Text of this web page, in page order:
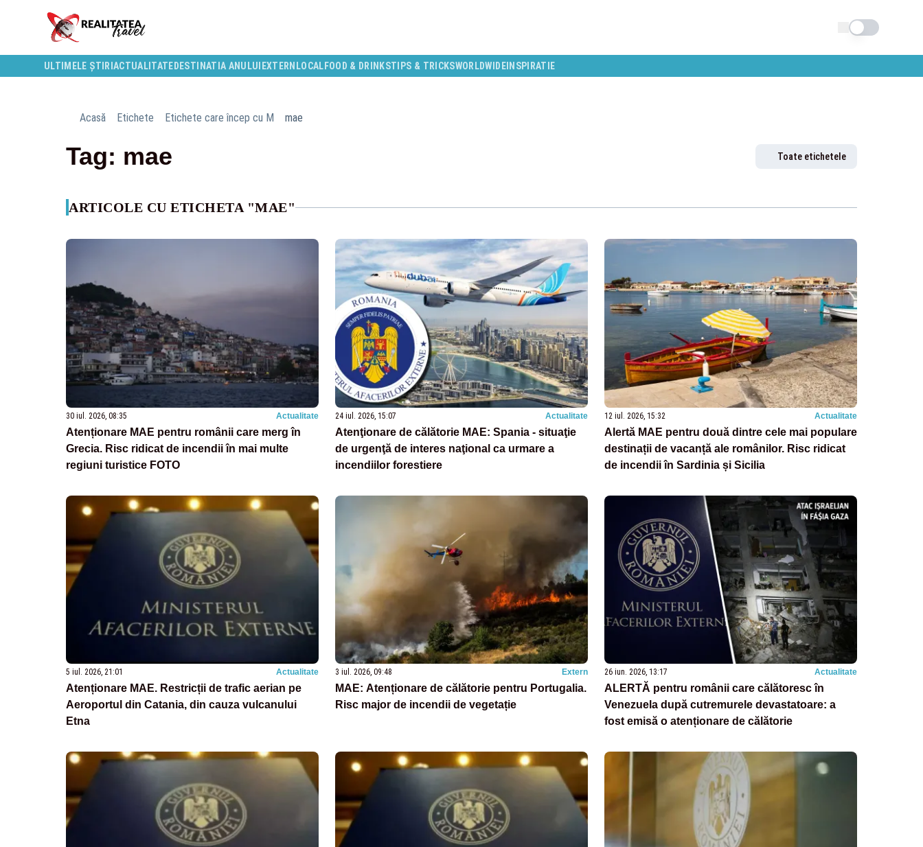
Schimba tema
ULTIMELE ȘTIRI ACTUALITATE DESTINATIA ANULUI EXTERN LOCAL FOOD & DRINKSTIPS & TRICKSWORLDWIDEINSPIRATIE
Acasă Etichete Etichete care încep cu M mae
Tag: mae Toate etichetele
ARTICOLE CU ETICHETA "MAE"
30 iul. 2026, 08:35 Actualitate
Atenționare MAE pentru românii care merg în
Grecia. Risc ridicat de incendii în mai multe
regiuni turistice FOTO
24 iul. 2026, 15:07 Actualitate
Atenţionare de călătorie MAE: Spania - situaţie
de urgenţă de interes naţional ca urmare a
incendiilor forestiere
12 iul. 2026, 15:32 Actualitate
Alertă MAE pentru două dintre cele mai populare
destinații de vacanță ale românilor. Risc ridicat
de incendii în Sardinia și Sicilia
5 iul. 2026, 21:01 Actualitate
Atenționare MAE. Restricții de trafic aerian pe
Aeroportul din Catania, din cauza vulcanului
Etna
3 iul. 2026, 09:48 Extern
MAE: Atenționare de călătorie pentru Portugalia.
Risc major de incendii de vegetație
26 iun. 2026, 13:17 Actualitate
ALERTĂ pentru românii care călătoresc în
Venezuela după cutremurele devastatoare: a
fost emisă o atenționare de călătorie